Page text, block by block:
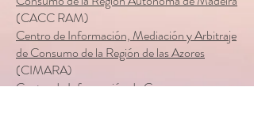
(CACC RAM)
Centro de Información, Mediación y Arbitraje
de Consumo de la Región de las Azores
(CIMARA)
Centro de Información de Consumo y